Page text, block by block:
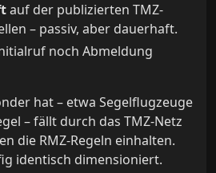
auf der publizierten TMZ-
– passiv, aber dauerhaft.
noch Abmeldung
hat – etwa Segelflugzeuge
– fällt durch das TMZ-Netz
die RMZ-Regeln einhalten.
identisch dimensioniert.